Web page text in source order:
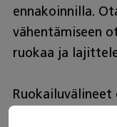
ennakoinnilla.
vähentämiseen
ruokaa ja